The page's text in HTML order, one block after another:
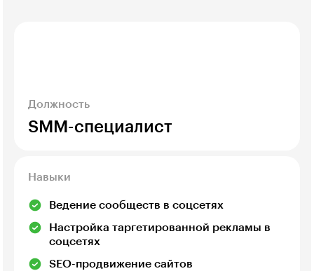
Должность
SMM-специалист
Навыки
Ведение сообществ в соцсетях
Настройка таргетированной рекламы в
соцсетях
SEO-продвижение сайтов